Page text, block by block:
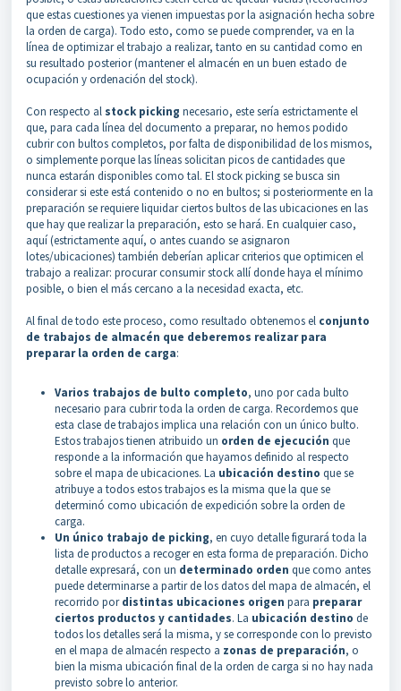
que estas cuestiones ya vienen impuestas por la asignación hecha sobre
la orden de carga). Todo esto, como se puede comprender, va en la
línea de optimizar el trabajo a realizar, tanto en su cantidad como en
su resultado posterior (mantener el almacén en un buen estado de
ocupación y ordenación del stock).
Con respecto al stock picking necesario, este sería estrictamente el
que, para cada línea del documento a preparar, no hemos podido
cubrir con bultos completos, por falta de disponibilidad de los mismos,
o simplemente porque las líneas solicitan picos de cantidades que
nunca estarán disponibles como tal. El stock picking se busca sin
considerar si este está contenido o no en bultos; si posteriormente en la
preparación se requiere liquidar ciertos bultos de las ubicaciones en las
que hay que realizar la preparación, esto se hará. En cualquier caso,
aquí (estrictamente aquí, o antes cuando se asignaron
lotes/ubicaciones) también deberían aplicar criterios que optimicen el
trabajo a realizar: procurar consumir stock allí donde haya el mínimo
posible, o bien el más cercano a la necesidad exacta, etc.
Al final de todo este proceso, como resultado obtenemos el conjunto
de trabajos de almacén que deberemos realizar para
preparar la orden de carga:
Varios trabajos de bulto completo, uno por cada bulto
necesario para cubrir toda la orden de carga. Recordemos que
esta clase de trabajos implica una relación con un único bulto.
Estos trabajos tienen atribuido un orden de ejecución que
responde a la información que hayamos definido al respecto
sobre el mapa de ubicaciones. La ubicación destino que se
atribuye a todos estos trabajos es la misma que la que se
determinó como ubicación de expedición sobre la orden de
carga.
Un único trabajo de picking, en cuyo detalle figurará toda la
lista de productos a recoger en esta forma de preparación. Dicho
detalle expresará, con un determinado orden que como antes
puede determinarse a partir de los datos del mapa de almacén, el
recorrido pordistintas ubicaciones origen para preparar
ciertos productos y cantidades. La ubicación destino de
todos los detalles será la misma, y se corresponde con lo previsto
en el mapa de almacén respecto a zonas de preparación, o
bien la misma ubicación final de la orden de carga si no hay nada
previsto sobre lo anterior.